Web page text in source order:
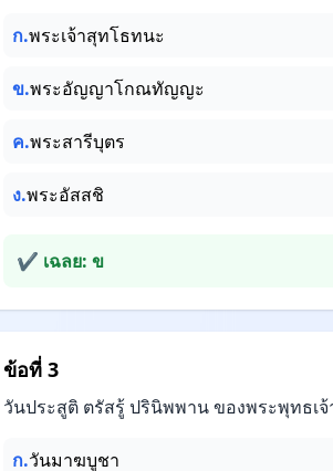
ก.พระเจ้าสุทโธทนะ
ข.พระอัญญาโกณทัญญะ
ค.พระสารีบุตร
ง.พระอัสสชิ
✔ เฉลย: ข
ข้อที่ 3
วันประสูติ ตรัสรู้ ปรินิพพาน ของพระพุทธเ
ก.วันมาฆบูชา